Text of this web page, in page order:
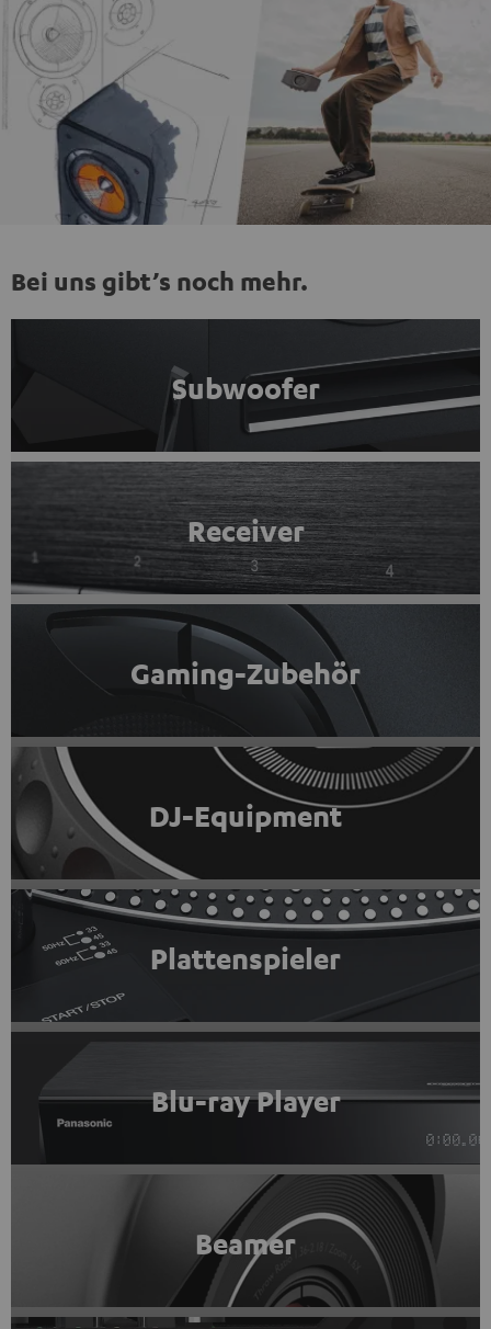
Bei uns gibt’s noch mehr.
Subwoofer
Receiver
Gaming-Zubehör
DJ-Equipment
Plattenspieler
Blu-ray Player
Beamer